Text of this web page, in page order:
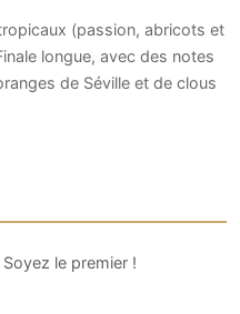
(passion, abricots et
longue, avec des notes
de Séville et de clous
le premier !